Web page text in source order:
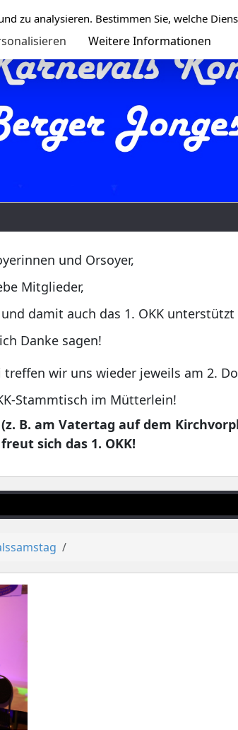
und Orsoyer,
Mitglieder,
damit auch das 1. OKK
Danke sagen!
treffen wir uns wieder jeweils am 2.
Stammtisch im Mütterlein!
B. am Vatertag auf dem
sich das 1. OKK!
zu analysieren. Bestimmen Sie, welche
Weitere Informationen